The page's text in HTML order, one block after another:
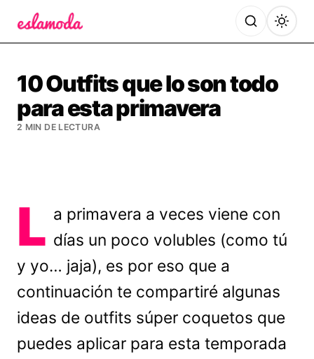
10 Outfits que lo son todo
para esta primavera
2 MIN DE LECTURA
L a primavera a veces viene con
días un poco volubles (como tú
y yo… jaja), es por eso que a
continuación te compartiré algunas
ideas de outfits súper coquetos que
puedes aplicar para esta temporada